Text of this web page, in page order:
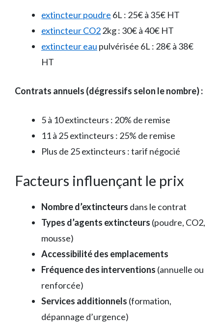
extincteur poudre 6L : 25€ à 35€ HT
extincteur CO22kg : 30€ à 40€ HT
extincteur eau pulvérisée 6L : 28€ à 38€
HT
Contrats annuels (dégressifs selon le nombre) :
5 à 10 extincteurs : 20% de remise
11 à 25 extincteurs : 25% de remise
Plus de 25 extincteurs : tarif négocié
Facteurs influençant le prix
Nombre d’extincteurs dans le contrat
Types d’agents extincteurs (poudre, CO2,
mousse)
Accessibilité des emplacements
Fréquence des interventions (annuelle ou
renforcée)
Services additionnels (formation,
dépannage d’urgence)